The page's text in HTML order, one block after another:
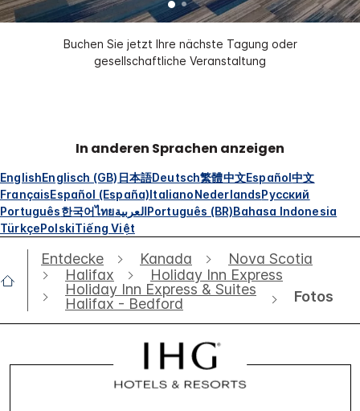
Buchen Sie jetzt Ihre nächste Tagung oder
gesellschaftliche Veranstaltung
In anderen Sprachen anzeigen
EnglishEnglisch (GB) 日本語Deutsch繁體中文Español中文
FrançaisEspañol (España)ItalianoNederlandsРусский
Português한국어ไทยالعربيةPortuguês (BR)Bahasa Indonesia
TürkçePolskiTiếng Việt
Entdecke Kanada
Nova Scotia
Halifax
Holiday Inn Express
Holiday Inn Express & Suites
Halifax - Bedford
Fotos